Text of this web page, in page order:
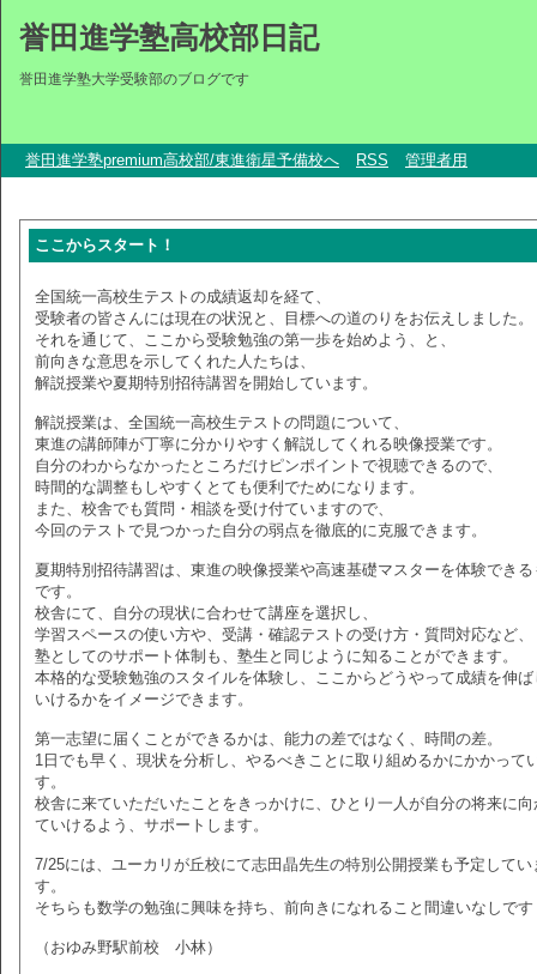
誉田進学塾高校部日記
誉田進学塾大学受験部のブログです
誉田進学塾premium高校部/東進衛星予備校へ RSS 管理者用
ここからスタート！
全国統一高校生テストの成績返却を経て、
受験者の皆さんには現在の状況と、目標への道のりをお伝えしました。
それを通じて、ここから受験勉強の第一歩を始めよう、と、
前向きな意思を示してくれた人たちは、
解説授業や夏期特別招待講習を開始しています。
解説授業は、全国統一高校生テストの問題について、
東進の講師陣が丁寧に分かりやすく解説してくれる映像授業です。
自分のわからなかったところだけピンポイントで視聴できるので、
時間的な調整もしやすくとても便利でためになります。
また、校舎でも質問・相談を受け付ていますので、
今回のテストで見つかった自分の弱点を徹底的に克服できます。
夏期特別招待講習は、東進の映像授業や高速基礎マスターを体験できる
です。
校舎にて、自分の現状に合わせて講座を選択し、
学習スペースの使い方や、受講・確認テストの受け方・質問対応など、
塾としてのサポート体制も、塾生と同じように知ることができます。
本格的な受験勉強のスタイルを体験し、ここからどうやって成績を伸ば
いけるかをイメージできます。
第一志望に届くことができるかは、能力の差ではなく、時間の差。
1日でも早く、現状を分析し、やるべきことに取り組めるかにかかって
す。
校舎に来ていただいたことをきっかけに、ひとり一人が自分の将来に向
ていけるよう、サポートします。
7/25には、ユーカリが丘校にて志田晶先生の特別公開授業も予定してい
す。
そちらも数学の勉強に興味を持ち、前向きになれること間違いなしです
（おゆみ野駅前校 小林）